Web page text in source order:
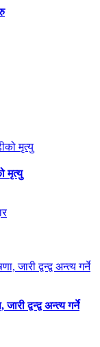
मृत्यु
द्वन्द्व अन्त्य गर्ने